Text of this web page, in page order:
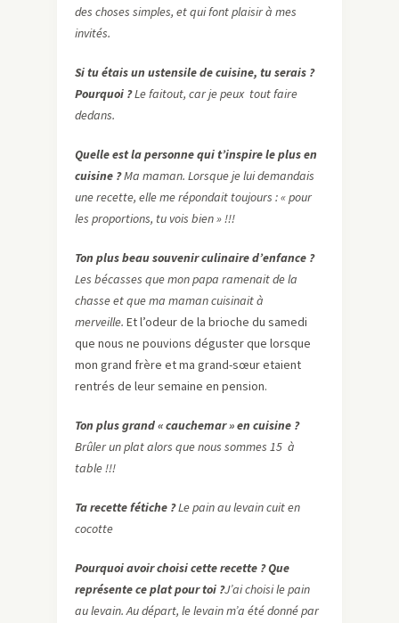
des choses simples, et qui font plaisir à mes
invités.
Si tu étais un ustensile de cuisine, tu serais ?
Pourquoi ?Le faitout, car je peux tout faire
dedans.
Quelle est la personne qui t’inspire le plus en
cuisine ?Ma maman. Lorsque je lui demandais
une recette, elle me répondait toujours : « pour
les proportions, tu vois bien » !!!
Ton plus beau souvenir culinaire d’enfance ?
Les bécasses que mon papa ramenait de la
chasse et que ma maman cuisinait à
merveille. Et l’odeur de la brioche du samedi
que nous ne pouvions déguster que lorsque
mon grand frère et ma grand-sœur etaient
rentrés de leur semaine en pension.
Ton plus grand « cauchemar » en cuisine ?
Brûler un plat alors que nous sommes 15 à
table !!!
Ta recette fétiche ?Le pain au levain cuit en
cocotte
Pourquoi avoir choisi cette recette ? Que
représente ce plat pour toi ?J’ai choisi le pain
au levain. Au départ, le levain m’a été donné par